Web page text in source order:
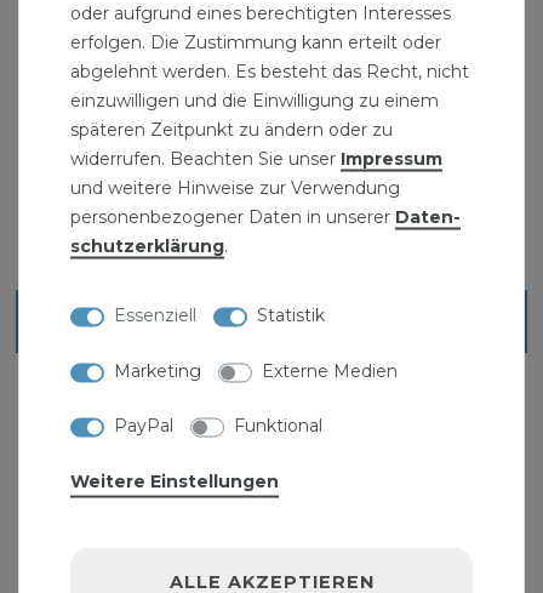
Kunststoff-Trichter Set 4 tlg. rot
3,49 € *
Blick ins Sortiment
oder aufgrund eines berechtigten Interesses
erfolgen. Die Zustimmung kann erteilt oder
abgelehnt werden. Es besteht das Recht, nicht
einzuwilligen und die Einwilligung zu einem
späteren Zeitpunkt zu ändern oder zu
widerrufen. Beachten Sie unser Impressum
und weitere Hinweise zur Verwendung
personenbezogener Daten in unserer Daten­
schutz­erklärung.
Essenziell Statistik
Marketing Externe Medien
PayPal Funktional
Weitere Einstellungen
ALLE AKZEPTIEREN